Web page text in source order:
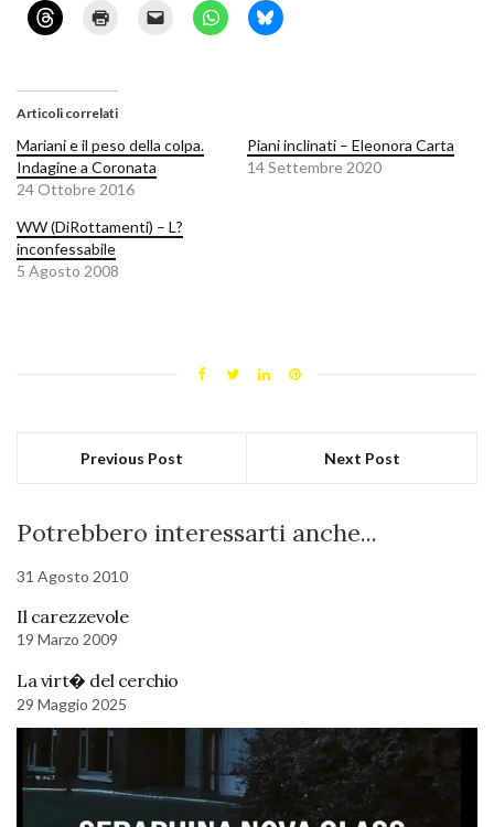
Articoli correlati
Mariani e il peso della colpa.
Indagine a Coronata
24 Ottobre 2016
Piani inclinati – Eleonora Carta
14 Settembre 2020
WW (DiRottamenti) – L?
inconfessabile
5 Agosto 2008
Previous Post Next Post
Potrebbero interessarti anche...
31 Agosto 2010
Il carezzevole
19 Marzo 2009
La virt� del cerchio
29 Maggio 2025